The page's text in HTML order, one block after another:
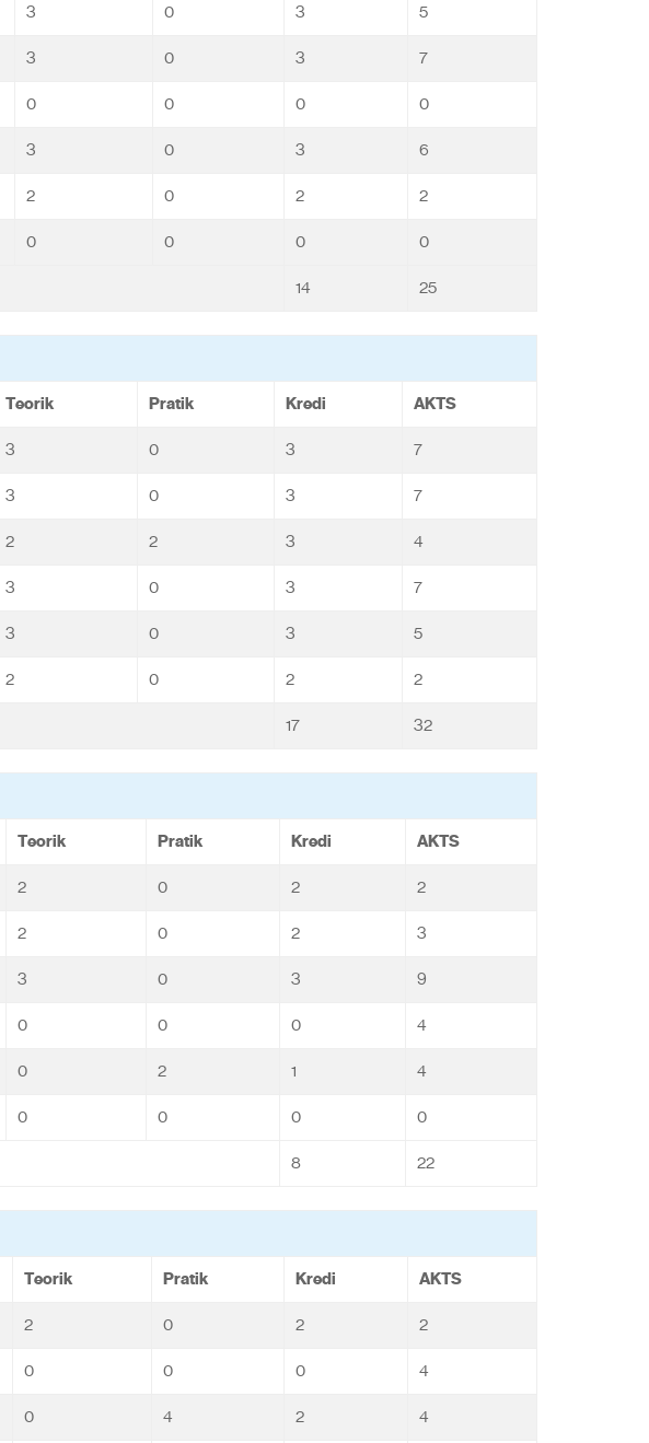
3 0 3 5
3 0 3 7
0 0 0 0
3 0 3 6
2 0 2 2
0 0 0 0
14 25
Teorik Pratik Kredi AKTS
3 0 3 7
3 0 3 7
2 2 3 4
3 0 3 7
3 0 3 5
2 0 2 2
17 32
Teorik Pratik Kredi AKTS
2 0 2 2
2 0 2 3
3 0 3 9
0 0 0 4
0 2 1 4
0 0 0 0
8 22
Teorik Pratik Kredi AKTS
2 0 2 2
0 0 0 4
0 4 2 4